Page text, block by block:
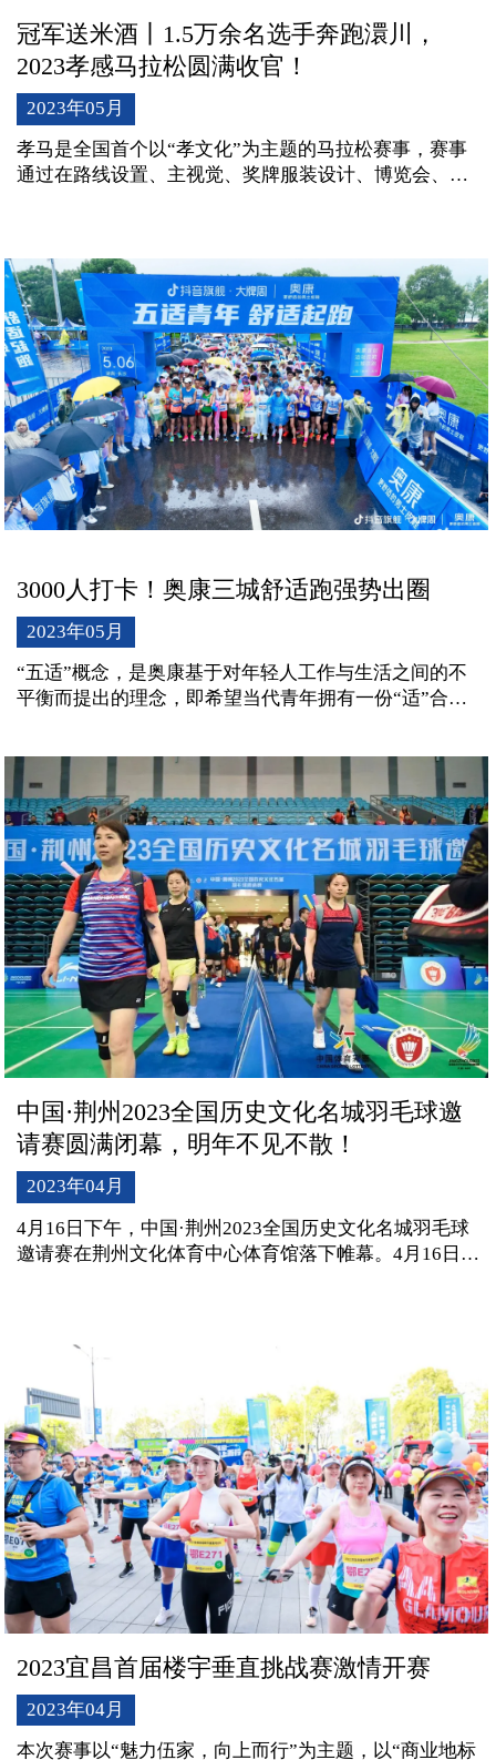
冠军送米酒丨1.5万余名选手奔跑澴川，
2023孝感马拉松圆满收官！
2023年05月
孝马是全国首个以“孝文化”为主题的马拉松赛事，赛事
通过在路线设置、主视觉、奖牌服装设计、博览会、专
3000人打卡！奥康三城舒适跑强势出圈
2023年05月
“五适”概念，是奥康基于对年轻人工作与生活之间的不
平衡而提出的理念，即希望当代青年拥有一份“适”合自
力。
中国·荆州2023全国历史文化名城羽毛球邀
请赛圆满闭幕，明年不见不散！
2023年04月
4月16日下午，中国·荆州2023全国历史文化名城羽毛球
邀请赛在荆州文化体育中心体育馆落下帷幕。4月16日下
2023宜昌首届楼宇垂直挑战赛激情开赛
2023年04月
本次赛事以“魅力伍家，向上而行”为主题，以“商业地标